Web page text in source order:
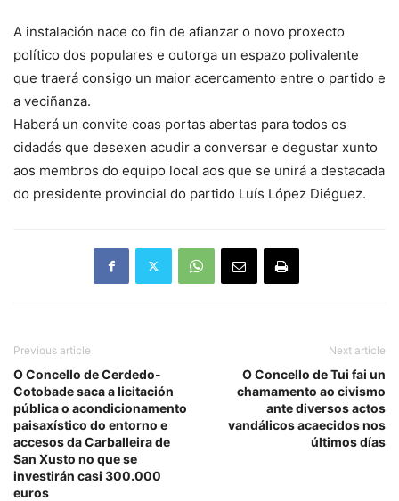
A instalación nace co fin de afianzar o novo proxecto
político dos populares e outorga un espazo polivalente
que traerá consigo un maior acercamento entre o partido e
a veciñanza.
Haberá un convite coas portas abertas para todos os
cidadás que desexen acudir a conversar e degustar xunto
aos membros do equipo local aos que se unirá a destacada
do presidente provincial do partido Luís López Diéguez.
Previous article
O Concello de Cerdedo-
Cotobade saca a licitación
pública o acondicionamento
paisaxístico do entorno e
accesos da Carballeira de
San Xusto no que se
investirán casi 300.000
euros
Next article
O Concello de Tui fai un
chamamento ao civismo
ante diversos actos
vandálicos acaecidos nos
últimos días